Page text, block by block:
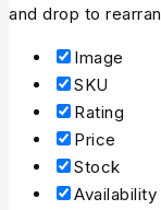
and drop to
Image
SKU
Rating
Price
Stock
Availability